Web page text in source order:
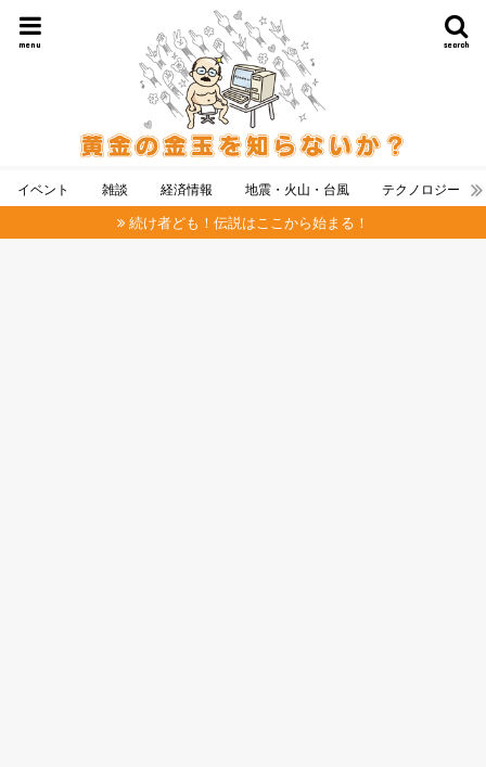
search
menu
イベント 雑談 経済情報 地震・火山・台風 テクノロジー
続け者ども！伝説はここから始まる！